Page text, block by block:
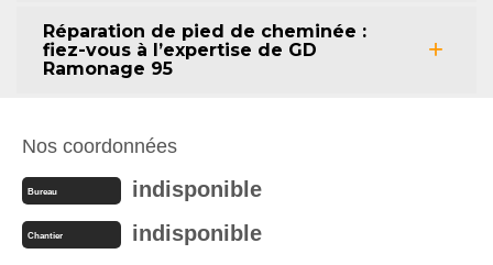
Réparation de pied de cheminée :
fiez-vous à l’expertise de GD
Ramonage 95
Nos coordonnées
Bureau indisponible
Chantier indisponible